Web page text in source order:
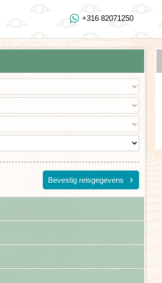
Tel: 09 223 00 69
https://www.youtube.com/user/DjoserWebsite
https://www.instagram.com/djoser_reizen/
+316 82071250
Bevestig reisgegevens